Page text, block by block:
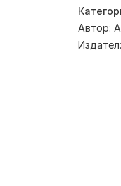
Автор:
Издател: